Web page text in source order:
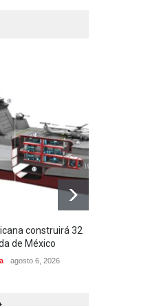
construirá 32
de México
agosto 6, 2026